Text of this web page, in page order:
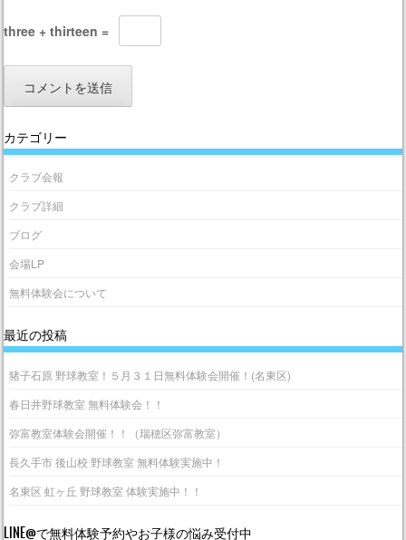
three + thirteen =
カテゴリー
クラブ会報
クラブ詳細
ブログ
会場LP
無料体験会について
最近の投稿
猪子石原 野球教室！５月３１日無料体験会開催！(名東区)
春日井野球教室 無料体験会！！
弥富教室体験会開催！！（瑞穂区弥富教室）
長久手市 後山校 野球教室 無料体験実施中！
名東区 虹ヶ丘 野球教室 体験実施中！！
LINE@で無料体験予約やお子様の悩み受付中